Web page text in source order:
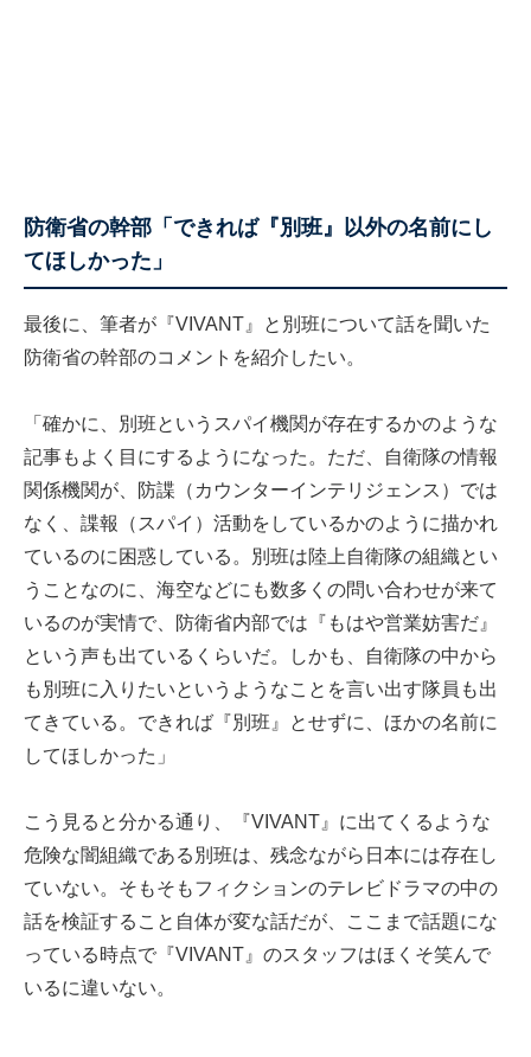
防衛省の幹部「できれば『別班』以外の名前にし
てほしかった」
最後に、筆者が『VIVANT』と別班について話を聞いた
防衛省の幹部のコメントを紹介したい。
「確かに、別班というスパイ機関が存在するかのような
記事もよく目にするようになった。ただ、自衛隊の情報
関係機関が、防諜（カウンターインテリジェンス）では
なく、諜報（スパイ）活動をしているかのように描かれ
ているのに困惑している。別班は陸上自衛隊の組織とい
うことなのに、海空などにも数多くの問い合わせが来て
いるのが実情で、防衛省内部では『もはや営業妨害だ』
という声も出ているくらいだ。しかも、自衛隊の中から
も別班に入りたいというようなことを言い出す隊員も出
てきている。できれば『別班』とせずに、ほかの名前に
してほしかった」
こう見ると分かる通り、『VIVANT』に出てくるような
危険な闇組織である別班は、残念ながら日本には存在し
ていない。そもそもフィクションのテレビドラマの中の
話を検証すること自体が変な話だが、ここまで話題にな
っている時点で『VIVANT』のスタッフはほくそ笑んで
いるに違いない。